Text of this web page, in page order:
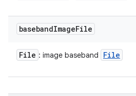
basebandImageFile
File : image baseband File